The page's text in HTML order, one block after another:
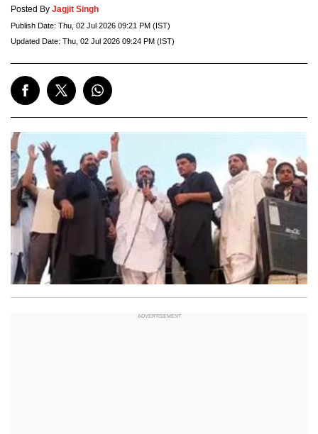
Posted By Jagjit Singh
Publish Date: Thu, 02 Jul 2026 09:21 PM (IST)
Updated Date: Thu, 02 Jul 2026 09:24 PM (IST)